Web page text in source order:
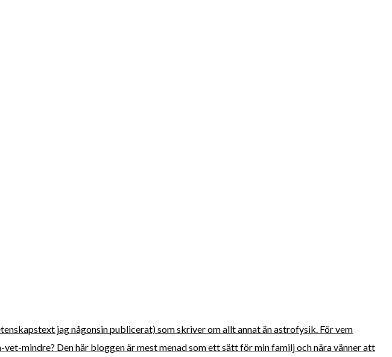
jag någonsin publicerat) som skriver om allt annat än astrofysik. För vem
mindre? Den här bloggen är mest menad som ett sätt för min familj och nära vänner att